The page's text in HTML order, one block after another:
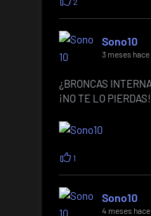
Sono10
3 meses hace
¿BRONCAS
¡NO TE LO PIERDAS!
1
Sono10
4 meses hace